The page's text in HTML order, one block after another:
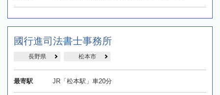
國行進司法書士事務所
長野県 松本市
最寄駅 JR「松本駅」車20分